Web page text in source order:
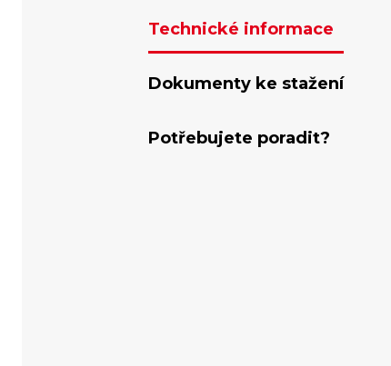
Technické informace
Dokumenty ke stažení
Potřebujete poradit?